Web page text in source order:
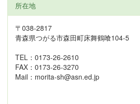
所在地
〒038-2817
青森県つがる市森田町床舞鶴喰104-5
TEL：0173-26-2610
FAX：0173-26-3270
Mail：morita-sh@asn.ed.jp